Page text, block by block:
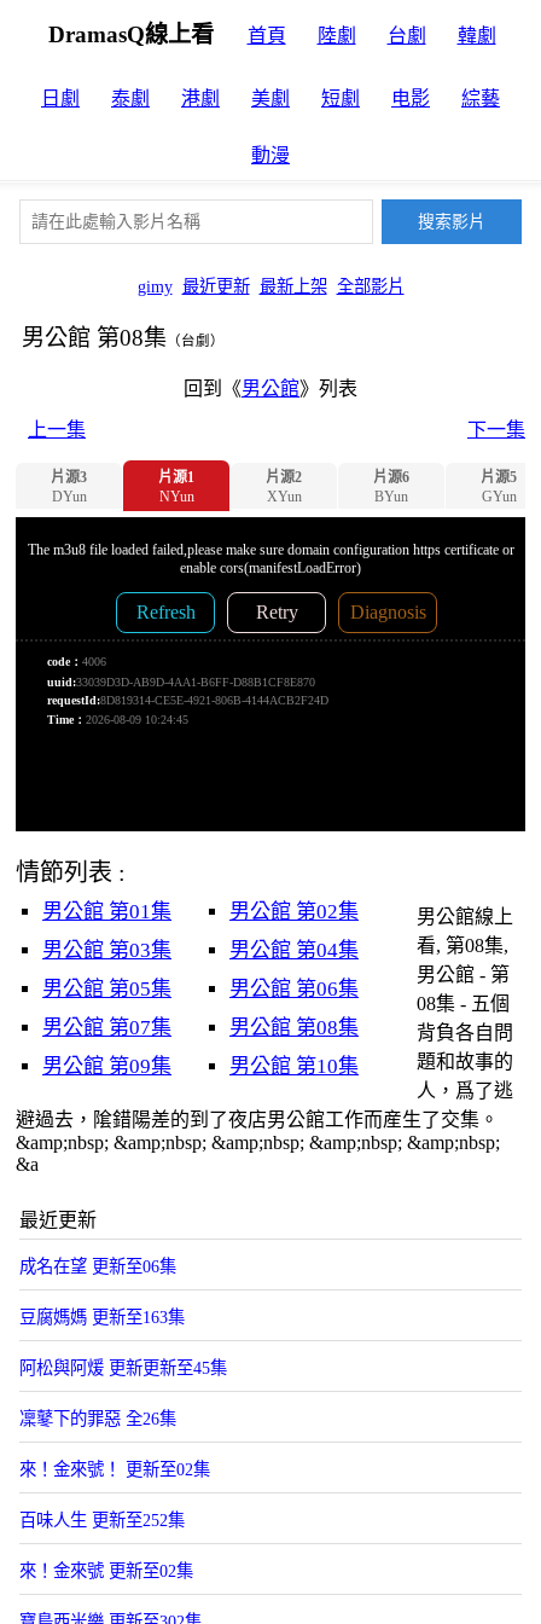
DramasQ線上看 首頁 陸劇 台劇 韓劇
日劇 泰劇 港劇 美劇 短劇 电影 綜藝
動漫
gimy 最近更新 最新上架 全部影片
男公館 第08集 （台劇）
回到《男公館》列表
上一集
下一集
片源3
DYun
片源1
NYun
片源2
XYun
片源6
BYun
片源5
GYun
情節列表 :
男公館 第01集
男公館 第02集
男公館 第03集
男公館 第04集
男公館 第05集
男公館 第06集
男公館 第07集
男公館 第08集
男公館 第09集
男公館 第10集
男公館線上
看, 第08集,
男公館 - 第
08集 - 五個
背負各自問
題和故事的
人，爲了逃
避過去，隂錯陽差的到了夜店男公館工作而産生了交集。
&amp;nbsp; &amp;nbsp; &amp;nbsp; &amp;nbsp; &amp;nbsp;
&a
最近更新
成名在望 更新至06集
豆腐媽媽 更新至163集
阿松與阿煖 更新更新至45集
凜鼕下的罪惡 全26集
來！金來號！ 更新至02集
百味人生 更新至252集
來！金來號 更新至02集